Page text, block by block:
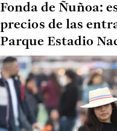
Fonda de Ñuñoa:
precios de las
Parque Estadio